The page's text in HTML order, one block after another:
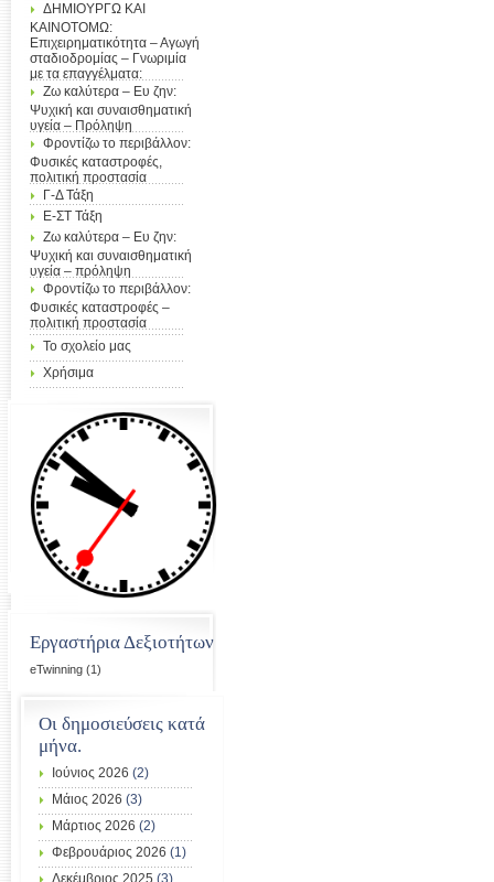
Οι δημοσιεύσεις κατά
μήνα.
Ιούνιος 2026 (2)
Μάιος 2026 (3)
Μάρτιος 2026 (2)
Φεβρουάριος 2026 (1)
Δεκέμβριος 2025 (3)
ΔΗΜΙΟΥΡΓΩ ΚΑΙ
ΚΑΙΝΟΤΟΜΩ:
Επιχειρηματικότητα – Αγωγή
σταδιοδρομίας – Γνωριμία
με τα επαγγέλματα:
Ζω καλύτερα – Ευ ζην:
Ψυχική και συναισθηματική
υγεία – Πρόληψη
Φροντίζω το περιβάλλον:
Φυσικές καταστροφές,
πολιτική προστασία
Γ-Δ Τάξη
Ε-ΣΤ Τάξη
Ζω καλύτερα – Ευ ζην:
Ψυχική και συναισθηματική
υγεία – πρόληψη
Φροντίζω το περιβάλλον:
Φυσικές καταστροφές –
πολιτική προστασία
Το σχολείο μας
Χρήσιμα
Εργαστήρια Δεξιοτήτων
eTwinning (1)